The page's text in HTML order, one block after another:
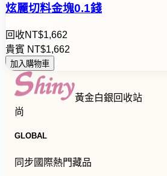
炫麗切料金塊0.1錢
回收NT$1,662
貴賓 NT$1,662
加入購物車
黃金白銀回收站
尚
GLOBAL
同步國際熱門藏品